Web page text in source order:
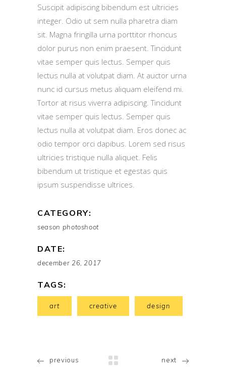
Suscipit adipiscing bibendum est ultricies
integer. Odio ut sem nulla pharetra diam
sit. Magna fringilla urna porttitor rhoncus
dolor purus non enim praesent. Tincidunt
vitae semper quis lectus. Semper quis
lectus nulla at volutpat diam. At auctor urna
nunc id cursus metus aliquam eleifend mi.
Tortor at risus viverra adipiscing. Tincidunt
vitae semper quis lectus. Semper quis
lectus nulla at volutpat diam. Eros donec ac
odio tempor orci dapibus. Lorem sed risus
ultricies tristique nulla aliquet. Felis
bibendum ut tristique et egestas quis
ipsum suspendisse ultrices.
CATEGORY:
season photoshoot
DATE:
december 26, 2017
TAGS:
art creative design
previous next